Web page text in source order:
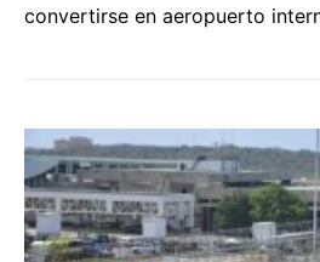
convertirse en aeropuerto